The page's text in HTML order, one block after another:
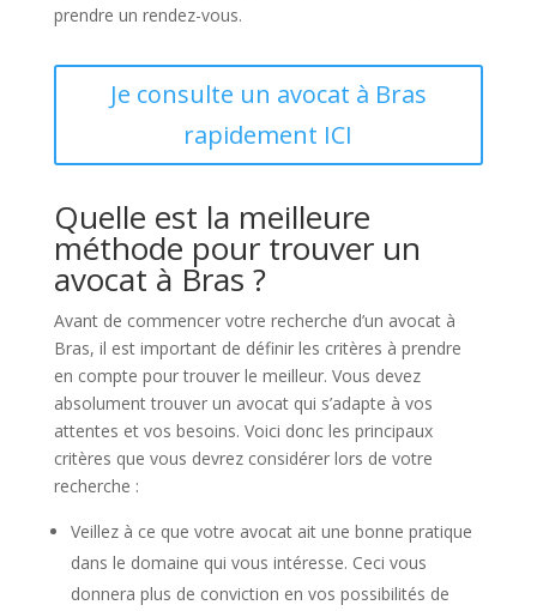
prendre un rendez-vous.
Je consulte un avocat à Bras
rapidement ICI
Quelle est la meilleure
méthode pour trouver un
avocat à Bras ?
Avant de commencer votre recherche d’un avocat à
Bras, il est important de définir les critères à prendre
en compte pour trouver le meilleur. Vous devez
absolument trouver un avocat qui s’adapte à vos
attentes et vos besoins. Voici donc les principaux
critères que vous devrez considérer lors de votre
recherche :
Veillez à ce que votre avocat ait une bonne pratique
dans le domaine qui vous intéresse. Ceci vous
donnera plus de conviction en vos possibilités de